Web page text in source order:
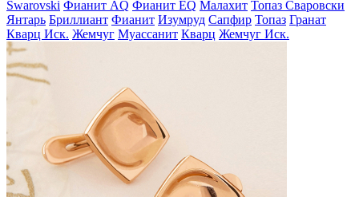
Swarovski Фианит AQ Фианит EQ Малахит Топаз Сваровски
Янтарь Бриллиант Фианит Изумруд Сапфир Топаз Гранат
Кварц Иск. Жемчуг Муассанит Кварц Жемчуг Иск.